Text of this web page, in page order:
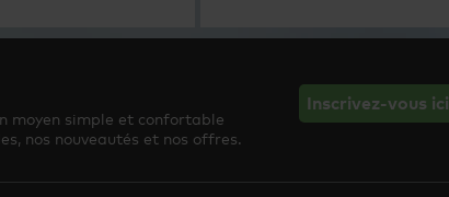
Inscrivez-vous ici
moyen simple et confortable
nos nouveautés et nos offres.